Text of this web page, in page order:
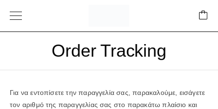
Order Tracking
Για να εντοπίσετε την παραγγελία σας, παρακαλούμε, εισάγετε
τον αριθμό της παραγγελίας σας στο παρακάτω πλαίσιο και